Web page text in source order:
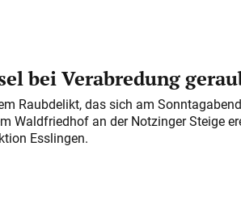
bei Verabredung
Raubdelikt, das sich am
Waldfriedhof an der Notzinger Steige
Esslingen.